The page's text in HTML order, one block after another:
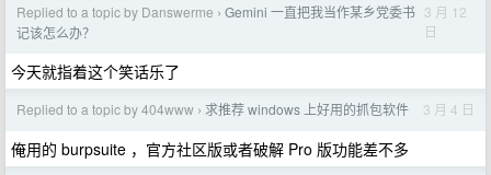
Replied to a topic by Danswerme › Gemini 一直把我当作某乡党委书
记该怎么办？
3 月 12
日
今天就指着这个笑话乐了
Replied to a topic by 404www › 求推荐 windows 上好用的抓包软件 3 月 4 日
俺用的 burpsuite ，官方社区版或者破解 Pro 版功能差不多